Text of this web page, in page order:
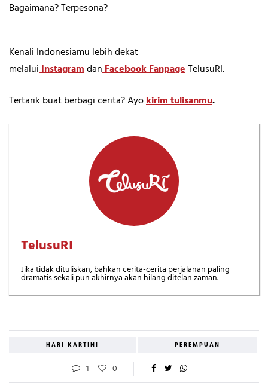
Bagaimana? Terpesona?
Kenali Indonesiamu lebih dekat
melaluiInstagramdanFacebook FanpageTelusuRI.
Tertarik buat berbagi cerita? Ayokirim tulisanmu.
TelusuRI
Jika tidak dituliskan, bahkan cerita-cerita perjalanan paling
dramatis sekali pun akhirnya akan hilang ditelan zaman.
HARI KARTINI PEREMPUAN
1 0